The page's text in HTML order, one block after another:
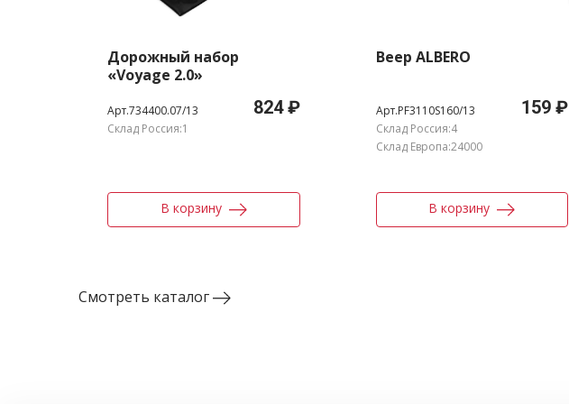
Дорожный набор
«Voyage 2.0»
Арт.734400.07/13 824 ₽
Склад Россия:1
В корзину
Веер ALBERO
Арт.PF3110S160/13 159 ₽
Склад Россия:4
Склад Европа:24000
В корзину
Смотреть каталог